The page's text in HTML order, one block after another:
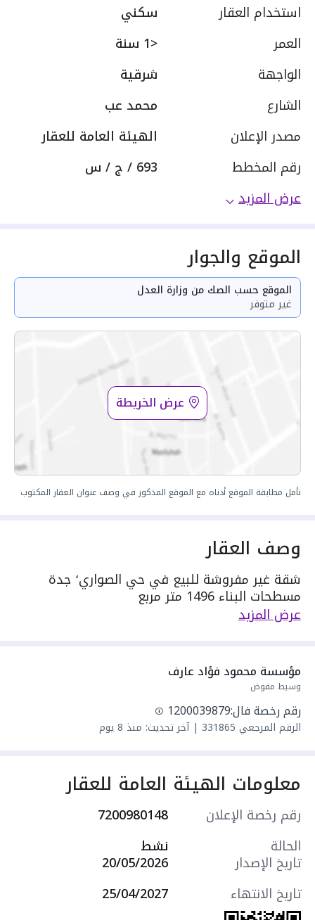
استخدام العقار
سكني
العمر
<1 سنة
الواجهة
شرقية
الشارع
محمد عب
مصدر الإعلان
الهيئة العامة للعقار
رقم المخطط
693 / ج / س
عرض المزيد
الموقع والجوار
الموقع حسب الصك من وزارة العدل
غير متوفر
عرض الخريطة
نأمل مطابقة الموقع أدناه مع الموقع المذكور في وصف عنوان العقار المكتوب
وصف العقار
شقة غير مفروشة للبيع في حي الصواري٬ جدة
مسطحات البناء 1496 متر مربع
دور العقار 3
يحدها 1 شارع:
و 1 مجلس
واصل كهرباء
واصل مياه
سنة البناء: 2026
مميزات العقار:
- مسجد
- مركز صحي
- درج داخلي
التجهيزات:
- أرضيات سيراميك
- تكييف سبليت
- مصعد كهربائي
عرض المزيد
مؤسسة محمود فؤاد عارف
وسيط مفوض
رقم رخصة فال:1200039879
الرقم المرجعي 331865
|آخر تحديث: منذ 8 يوم
معلومات الهيئة العامة للعقار
رقم رخصة الإعلان
7200980148
الحالة
نشط
تاريخ الإصدار
20/05/2026
تاريخ الانتهاء
25/04/2027